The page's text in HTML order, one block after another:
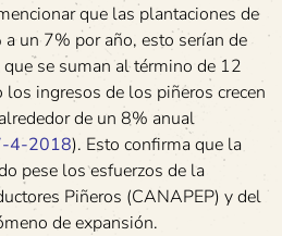
que las plantaciones de
un 7% por año, esto serían de
se suman al término de 12
ingresos de los piñeros crecen
de un 8% anual
4-2018). Esto confirma que la
pese los esfuerzos de la
Piñeros (CANAPEP) y del
de expansión.